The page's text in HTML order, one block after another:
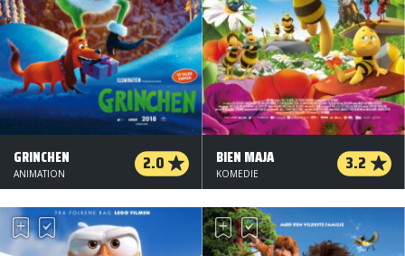
GRINCHEN 2.0
ANIMATION
BIEN MAJA 3.2
KOMEDIE